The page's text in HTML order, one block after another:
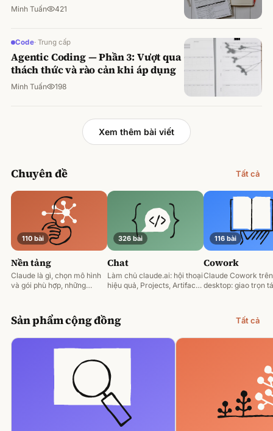
Minh Tuấn 421
Code· Trung cấp
Agentic Coding — Phần 3: Vượt qua
thách thức và rào cản khi áp dụng
Minh Tuấn 198
Xem thêm bài viết
Chuyên đề Tất cả
110 bài
Nền tảng
Claude là gì, chọn mô hình
và gói phù hợp, những
326 bài
Chat
Làm chủ claude.ai: hội thoại
hiệu quả, Projects, Artifacts
116 bài
Cowork
Claude Cowork trên
desktop: giao trọn
Sản phẩm cộng đồng Tất cả